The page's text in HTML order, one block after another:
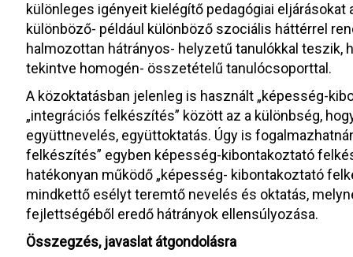
különleges igényeit kielégítő pedagógiai
különböző- például különböző szociális háttérrel
halmozottan hátrányos- helyzetű tanulókkal teszik,
tekintve homogén- összetételű tanulócsoporttal.
A közoktatásban jelenleg is használt „képesség-
„integrációs felkészítés” között az a különbség,
együttnevelés, együttoktatás. Úgy is
felkészítés” egyben képesség-kibontakoztató
hatékonyan működő „képesség- kibontakoztató
mindkettő esélyt teremtő nevelés és oktatás,
fejlettségéből eredő hátrányok ellensúlyozása.
Összegzés, javaslat átgondolásra